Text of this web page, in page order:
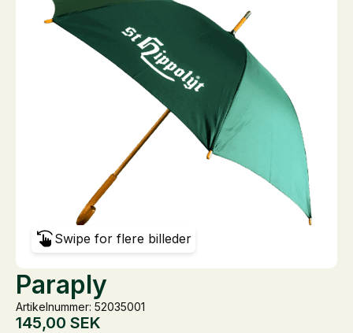
Swipe for flere billeder
Paraply
Artikelnummer: 52035001
145,00 SEK